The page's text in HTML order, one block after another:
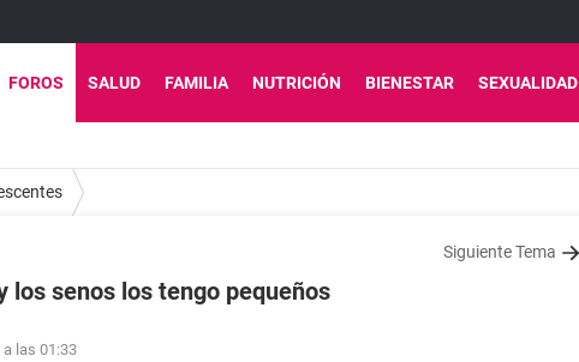
FOROS SALUD FAMILIA NUTRICIÓN BIENESTAR SEXUALIDAD
Siguiente Tema
los senos los tengo pequeños
las 01:33